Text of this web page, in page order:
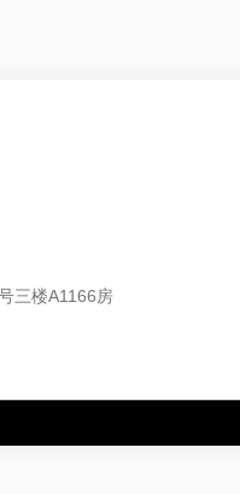
三楼A1166房